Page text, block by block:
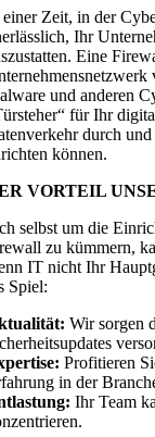
Zeit, in der
Ihr
Eine
und anderen
für Ihr
durch
können.
VORTEIL
selbst um die
zu kümmern,
IT nicht Ihr
Spiel:
Wir sorgen
Profitieren
in der
Ihr Team